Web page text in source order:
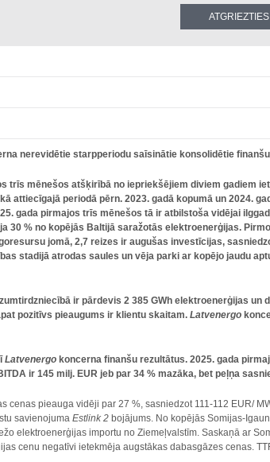
nerevidētie starpperiodu saīsinātie konsolidētie
trīs mēnešos atšķirībā no iepriekšējiem diviem gadiem
attiecīgajā periodā pērn. 2023. gadā kopumā un 2024.
gada pirmajos trīs mēnešos tā ir atbilstoša vidējai
30 % no kopējās Baltijā saražotās elektroenerģijas.
jomā, 2,7 reizes ir augušas investīcijas,
stadijā atrodas saules un vēja parki ar kopējo jaudu
ir pārdevis 2 385 GWh elektroenerģijas
pozitīvs pieaugums ir klientu skaitam.Latvenergo
Latvenergo koncerna finanšu rezultātus. 2025. gada
ir 145 milj. EUR jeb par 34 % mazāka, bet peļņa
cenas pieauga vidēji par 27 %, sasniedzot 111-112 EUR/
savienojumaEstlink 2 bojājums. No kopējās Somijas-
elektroenerģijas importu no Ziemeļvalstīm. Saskaņā ar
cenu negatīvi ietekmēja augstākas dabasgāzes cenas.